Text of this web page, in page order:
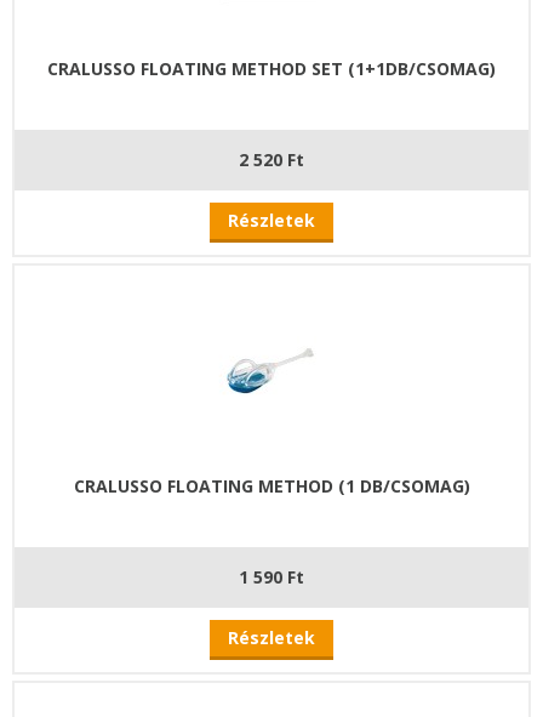
CRALUSSO FLOATING METHOD SET (1+1DB/CSOMAG)
2 520 Ft
Részletek
CRALUSSO FLOATING METHOD (1 DB/CSOMAG)
1 590 Ft
Részletek